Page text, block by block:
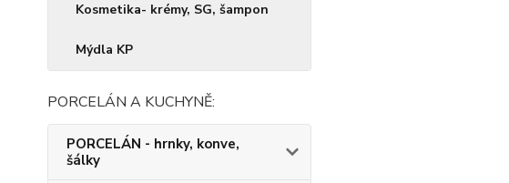
Kosmetika- krémy, SG, šampon
Mýdla KP
PORCELÁN A KUCHYNĚ:
PORCELÁN - hrnky, konve,
šálky